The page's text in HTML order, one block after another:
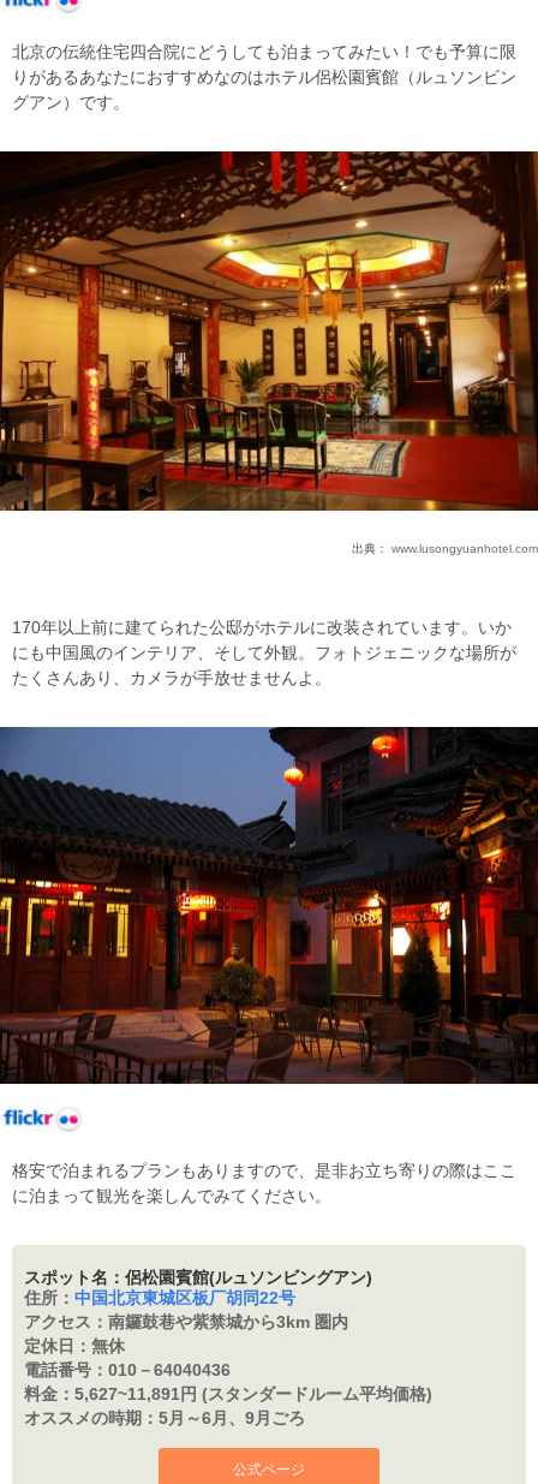
北京の伝統住宅四合院にどうしても泊まってみたい！でも予算に限
りがあるあなたにおすすめなのはホテル侶松園賓館（ルュソンビン
グアン）です。
出典： www.lusongyuanhotel.com
170年以上前に建てられた公邸がホテルに改装されています。いか
にも中国風のインテリア、そして外観。フォトジェニックな場所が
たくさんあり、カメラが手放せませんよ。
格安で泊まれるプランもありますので、是非お立ち寄りの際はここ
に泊まって観光を楽しんでみてください。
スポット名：侶松園賓館(ルュソンビングアン)
住所： 中国北京東城区板厂胡同22号
アクセス： 南鑼鼓巷や紫禁城から3km 圏内
定休日： 無休
電話番号： 010－64040436
料金： 5,627~11,891円 (スタンダードルーム平均価格)
オススメの時期： 5月～6月、9月ごろ
公式ページ